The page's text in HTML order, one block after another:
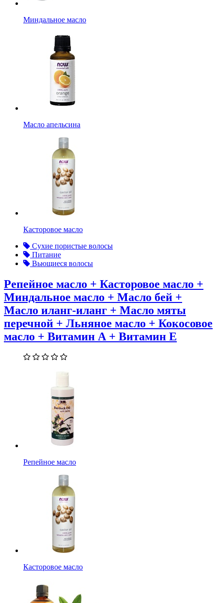
Миндальное масло
Масло апельсина
Касторовое масло
Сухие пористые волосы
Питание
Вьющиеся волосы
Репейное масло + Касторовое масло +
Миндальное масло + Масло бей +
Масло иланг-иланг + Масло мяты
перечной + Льняное масло + Кокосовое
масло + Витамин А + Витамин Е
Репейное масло
Касторовое масло